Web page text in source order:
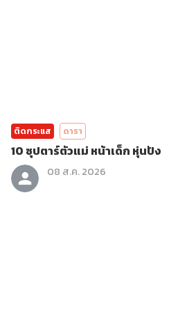
ติดกระแส ดารา
10 ซุปตาร์ตัวแม่ หน้าเด็ก หุ่นปัง
08 ส.ค. 2026